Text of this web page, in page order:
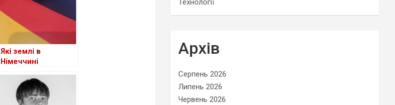
Які землі в
Німеччині
біженців із України
станом на сьогодні
Технології
Архів
Серпень 2026
Липень 2026
Червень 2026